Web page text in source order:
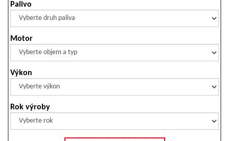
Palivo
Motor
Výkon
Rok výroby